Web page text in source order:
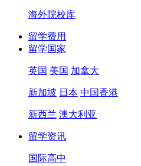
海外院校库
留学费用
留学国家
英国 美国 加拿大
新加坡 日本 中国香港
新西兰 澳大利亚
留学资讯
国际高中